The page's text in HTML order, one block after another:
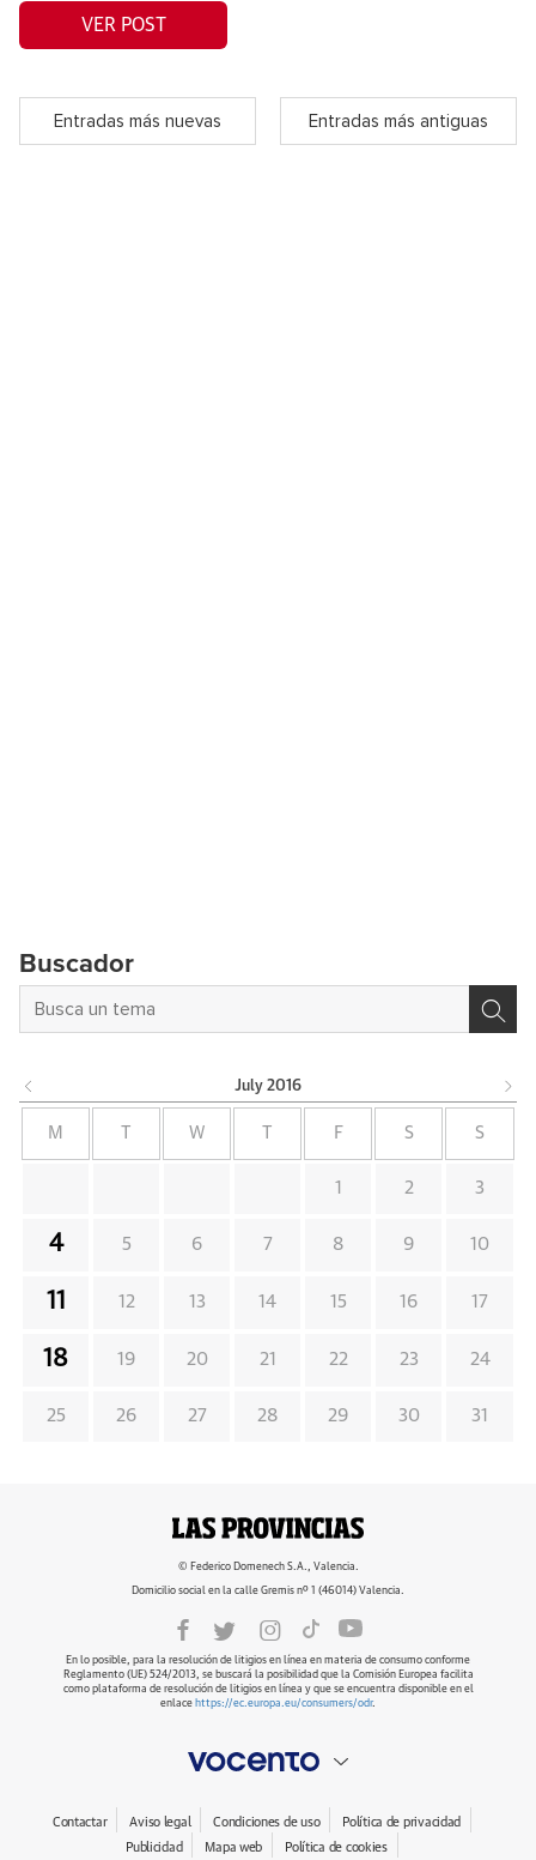
VER POST
Entradas más nuevas Entradas más antiguas
Buscador
July 2016
M W F S S
1 2 3
4 5 6 7 8 9 10
11 12 13 14 15 16 17
18 19 20 21 22 23 24
25 26 27 28 29 30 31
© Federico Domenech S.A., Valencia.
Domicilio social en la calle Gremis nº 1 (46014) Valencia.
En lo posible, para la resolución de litigios en línea en materia de consumo conforme
Reglamento (UE) 524/2013, se buscará la posibilidad que la Comisión Europea facilita
como plataforma de resolución de litigios en línea y que se encuentra disponible en el
enlace https://ec.europa.eu/consumers/odr.
Contactar Aviso legal Condiciones de uso
Política de privacidad
Publicidad
Mapa web Política de cookies